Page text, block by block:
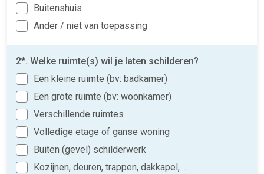
Buitenshuis
Ander / niet van toepassing
2*. Welke ruimte(s) wil je laten schilderen?
Een kleine ruimte (bv: badkamer)
Een grote ruimte (bv: woonkamer)
Verschillende ruimtes
Volledige etage of ganse woning
Buiten (gevel) schilderwerk
Kozijnen, deuren, trappen, dakkapel, …